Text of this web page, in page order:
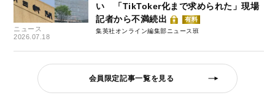
ニュース
2026.07.18
い 「TikToker化まで求められた」現場
記者から不満続出
有料
集英社オンライン編集部ニュース班
会員限定記事一覧を見る